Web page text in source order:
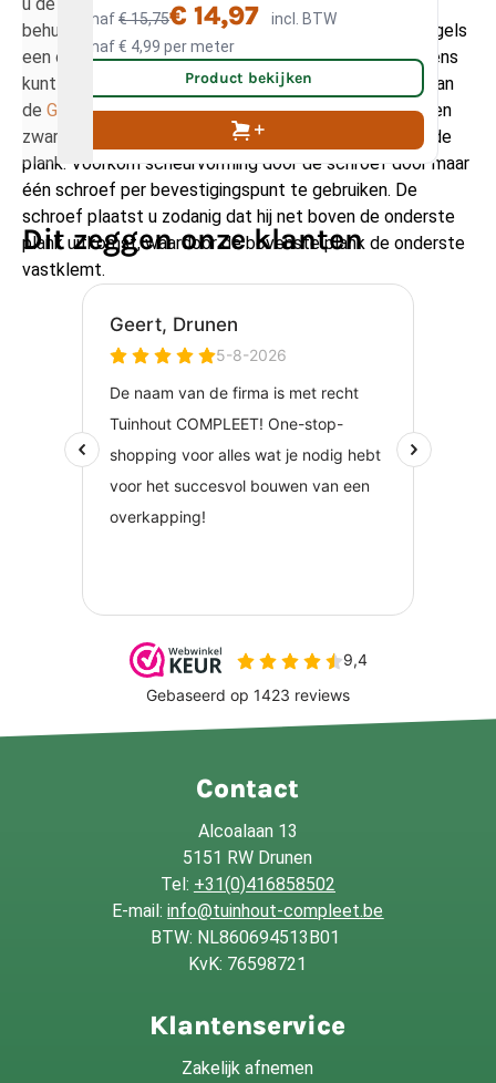
behulp van onzeDouglas regels
, gebruik tussen de regels
een onderlinge afstand van ongeveer 50 cm. Vervolgens
kunt u de potdekselplanken bevestigen met behulp van
de Gevelschroef zwart 4.0×50, deze schroef heeft een
zwarte kop zodat deze mooi aansluit bij de kleur van de
plank. Voorkom scheurvorming door de schroef door maar
één schroef per bevestigingspunt te gebruiken. De
schroef plaatst u zodanig dat hij net boven de onderste
plank uitkomst, waardoor de bovenste plank de onderste
vastklemt.
Vanaf€ 15,75€ 14,97
incl. BTW
Vanaf€ 4,99 per meter
Product bekijken
Dit zeggen onze klanten
Contact
Alcoalaan 13
5151 RW Drunen
Tel: +31(0)416858502
E-mail:info@tuinhout-compleet.be
BTW: NL860694513B01
KvK: 76598721
Klantenservice
Zakelijk afnemen